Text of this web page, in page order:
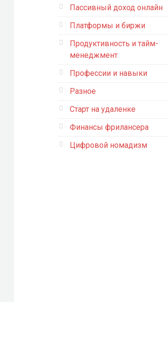
Пассивный доход онлайн
Платформы и биржи
Продуктивность и тайм-
менеджмент
Профессии и навыки
Разное
Старт на удаленке
Финансы фрилансера
Цифровой номадизм